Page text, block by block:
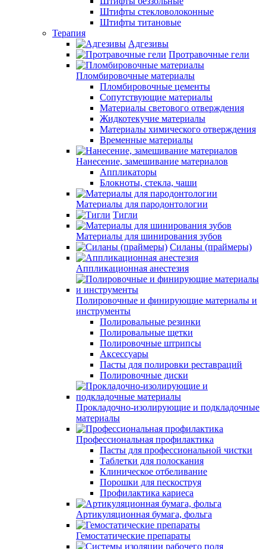
Штифты стекловолоконные
Штифты титановые
Терапия
Адгезивы
Протравочные гели
Пломбировочные материалы
Пломбировочные цементы
Сопутствующие материалы
Материалы светового отверждения
Жидкотекучие материалы
Материалы химического отверждения
Временные материалы
Нанесение, замешивание материалов
Аппликаторы
Блокноты, стекла, чаши
Материалы для пародонтологии
Тигли
Материалы для шинирования зубов
Силаны (праймеры)
Аппликационная анестезия
Полировочные и финирующие материалы и
инструменты
Полировальные резинки
Полировальные щетки
Полировочные штрипсы
Аксессуары
Пасты для полировки реставраций
Полировочные диски
Прокладочно-изолирующие и подкладочные
материалы
Профессиональная профилактика
Пасты для профессиональной чистки
Таблетки для полоскания
Клиническое отбеливание
Порошки для пескоструя
Профилактика кариеса
Артикуляционная бумага, фольга
Гемостатические препараты